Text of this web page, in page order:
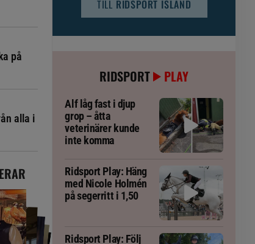
på
alla i
TILL RIDSPORT ISLAND
RIDSPORT PLAY
Alf låg fast i djup
grop – åtta
veterinärer kunde
inte komma
Ridsport Play: Häng
med Nicole Holmén
på segerritt i 1,50
Ridsport Play: Följ